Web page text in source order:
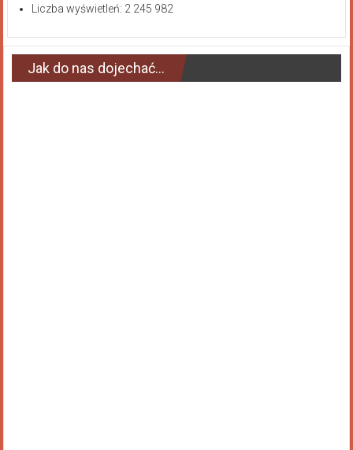
Liczba wyświetleń: 2 245 982
Jak do nas dojechać…